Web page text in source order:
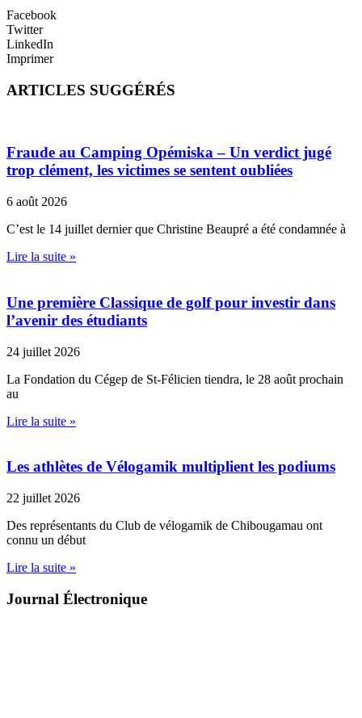
Facebook
Twitter
LinkedIn
Imprimer
ARTICLES SUGGÉRÉS
Fraude au Camping Opémiska – Un verdict jugé
trop clément, les victimes se sentent oubliées
6 août 2026
C’est le 14 juillet dernier que Christine Beaupré a été condamnée à
Lire la suite »
Une première Classique de golf pour investir dans
l’avenir des étudiants
24 juillet 2026
La Fondation du Cégep de St-Félicien tiendra, le 28 août prochain
au
Lire la suite »
Les athlètes de Vélogamik multiplient les podiums
22 juillet 2026
Des représentants du Club de vélogamik de Chibougamau ont
connu un début
Lire la suite »
Journal Électronique